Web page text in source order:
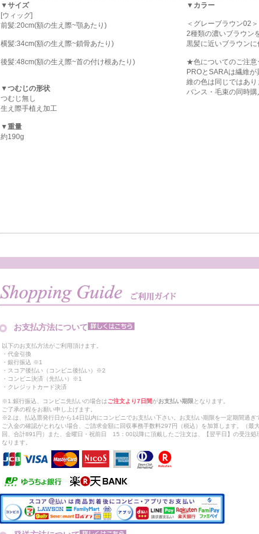
▼サイズ
[ウィッグ]
前髪:20cm(額の生え際~顎あたり)
横髪:34cm(額の生え際~鎖骨あたり)
後髪:48cm(額の生え際~首の付け根あたり)
▼つむじの形状
つむじ無し
生え際手植え加工
▼重量
約190g
▼カラー
＜グレーブラウン02＞
2種類の濃いブラウン
黒髪に近いブラウンに
★色についてのご注
PROとSARAは繊維
維の色は同じではあり
バンス・毛束の同時購
お支払方法について
以下のお支払方法がご利用頂けます。
・代金引換
・銀行振込 ※1
・スコア後払い（コンビニ後払い）※2
・コンビニ決済（先払い）※1
・クレジットカード決済
※1.銀行振込、コンビニ先払いの場合はご注文より7日間がお支払い期限 となります。
ご了承の程をお願い申し上げます。
※2.は、払込票発行日から14日以内にコンビニでお支払い下さい。お支払い期限を一定期間過ぎ
ご入金の確認がとれない場合、ご請求金額に回収事務手数料297円（税込）を加算します。（最
回、合計891円）また、金曜日・祝前日 15：00以降に頂戴したご注文は、【翌平日】の受注処
なります。